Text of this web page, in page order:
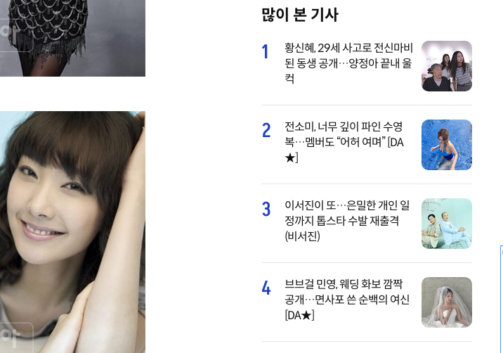
t
e
많이 본 기사
1
황신혜, 29세 사고로 전신마비
된 동생 공개…양정아 끝내 울
컥
2
전소미, 너무 깊이 파인 수영
복…멤버도 “어허 여며” [DA
★]
3
이서진이 또…은밀한 개인 일
정까지 톱스타 수발 재출격
(비서진)
4
브브걸 민영, 웨딩 화보 깜짝
공개…면사포 쓴 순백의 여신
[DA★]